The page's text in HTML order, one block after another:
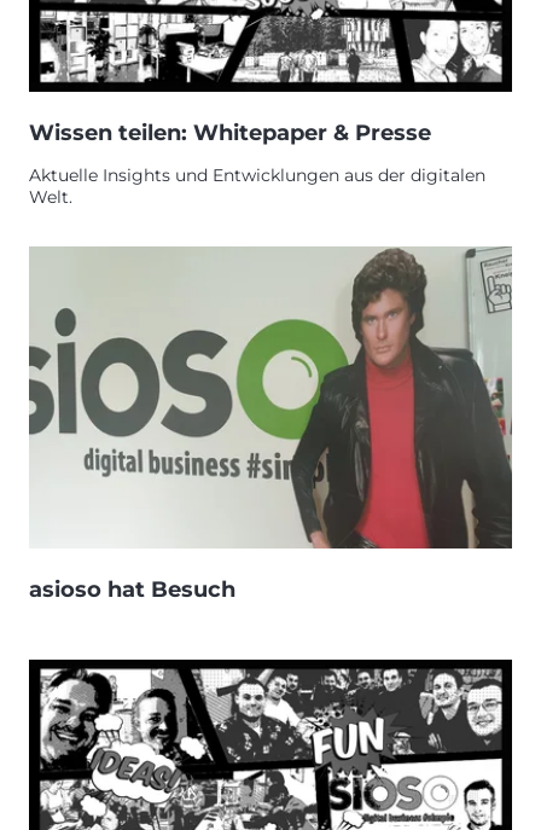
Wissen teilen: Whitepaper & Presse
Aktuelle Insights und Entwicklungen aus der digitalen
Welt.
asioso hat Besuch